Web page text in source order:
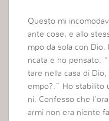
Questo mi
ante cose, e allo
mpo da sola con
ncata e ho pensato:
tare nella casa di
empo?.” Ho stabilito
ni. Confesso che
armi non era niente